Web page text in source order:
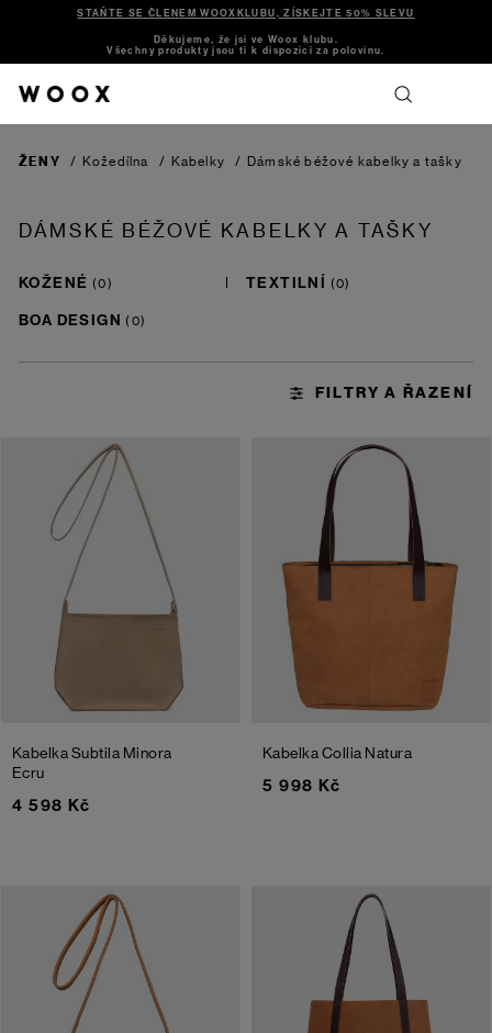
STAŇTE SE ČLENEM WOOXKLUBU, ZÍSKEJTE 50% SLEVU
Děkujeme, že jsi ve Woox klubu.
Všechny produkty jsou ti k dispozici za polovinu.
ŽENY / Kožedílna / Kabelky / Dámské béžové kabelky a tašky
DÁMSKÉ BÉŽOVÉ KABELKY A TAŠKY
KOŽENÉ
TEXTILNÍ
BOA DESIGN
Kabelka Subtila Minora
Ecru
4 598 Kč
Kabelka Collia Natura
5 998 Kč